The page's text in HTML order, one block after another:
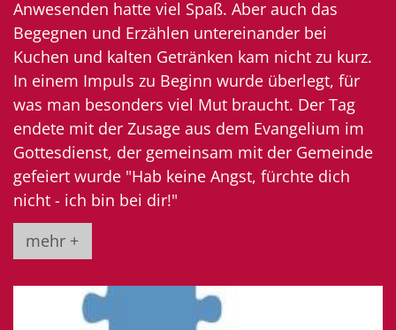
Anwesenden hatte viel Spaß. Aber auch das
Begegnen und Erzählen untereinander bei
Kuchen und kalten Getränken kam nicht zu kurz.
In einem Impuls zu Beginn wurde überlegt, für
was man besonders viel Mut braucht. Der Tag
endete mit der Zusage aus dem Evangelium im
Gottesdienst, der gemeinsam mit der Gemeinde
gefeiert wurde "Hab keine Angst, fürchte dich
nicht - ich bin bei dir!"
mehr +